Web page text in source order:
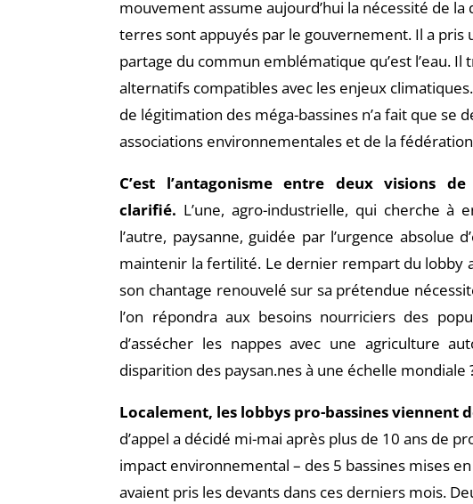
mouvement assume aujourd’hui la nécessité de
terres sont appuyés par le gouvernement. Il a
partage du commun emblématique qu’est l’eau.
alternatifs compatibles avec les enjeux
de légitimation des méga-bassines n’a fait que se
associations environnementales et de la
C’est l’antagonisme entre deux visions
clarifié. L’une, agro-industrielle, qui cherche à
l’autre, paysanne, guidée par l’urgence
maintenir la fertilité. Le dernier rempart du lobby
son chantage renouvelé sur sa prétendue
l’on répondra aux besoins nourriciers des
d’assécher les nappes avec une agriculture
disparition des paysan.nes à une échelle mondiale
Localement, les lobbys pro-bassines viennent
d’appel a décidé mi-mai après plus de 10 ans de
impact environnemental – des 5 bassines mises
avaient pris les devants dans ces derniers mois.